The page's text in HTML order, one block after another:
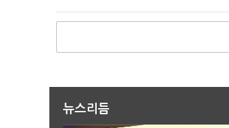
뉴스리듬